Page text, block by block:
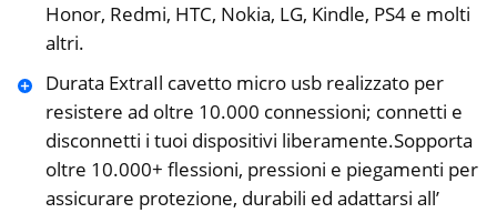
Honor, Redmi, HTC, Nokia, LG, Kindle, PS4 e molti
altri.
Durata ExtraIl cavetto micro usb realizzato per
resistere ad oltre 10.000 connessioni; connetti e
disconnetti i tuoi dispositivi liberamente.Sopporta
oltre 10.000+ flessioni, pressioni e piegamenti per
assicurare protezione, durabili ed adattarsi all’